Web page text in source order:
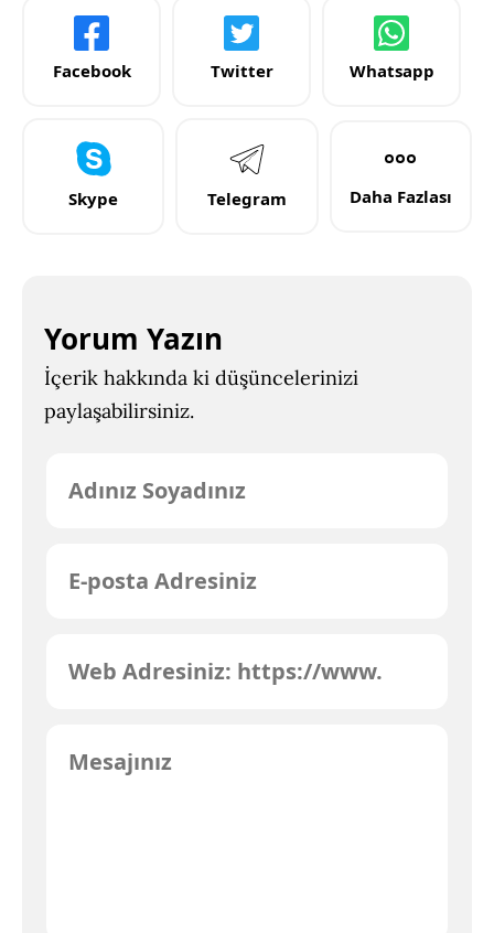
Facebook Twitter Whatsapp
Skype Telegram Daha Fazlası
Yorum Yazın
İçerik hakkında ki düşüncelerinizi
paylaşabilirsiniz.